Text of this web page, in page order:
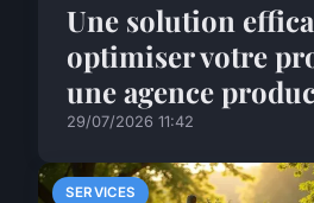
Une solution
optimiser votre
une agence
29/07/2026 11:42
SERVICES